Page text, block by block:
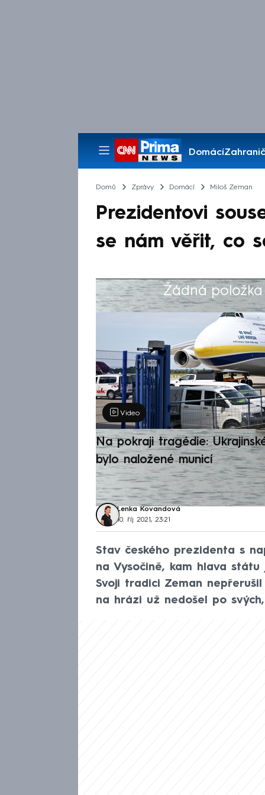
Domácí
Pořady
Domů Zprávy Domácí Miloš Zeman
Prezidentovi
se nám věřit, co
Žádná
Výběr redakce
Video
Na pokraji tragédie:
bylo naložené municí
Lenka Kovandová
10. říj 2021, 23:21
Stav českého prezidenta s
na Vysočině, kam hlava
Svoji tradici Zeman
na hrázi už nedošel po